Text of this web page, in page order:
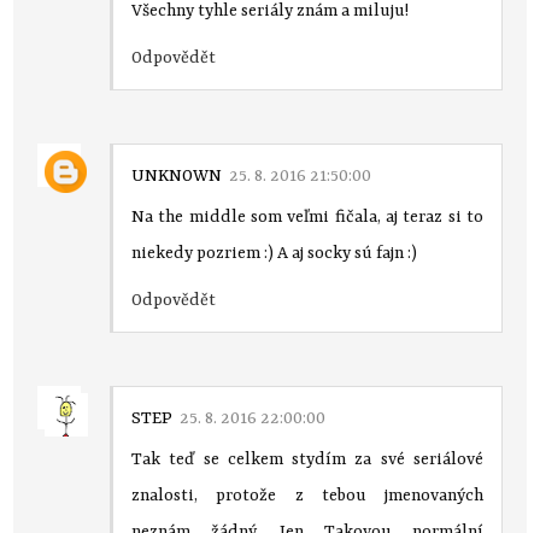
Všechny tyhle seriály znám a miluju!
Odpovědět
UNKNOWN 25. 8. 2016 21:50:00
Na the middle som veľmi fičala, aj teraz si to
niekedy pozriem :) A aj socky sú fajn :)
Odpovědět
STEP 25. 8. 2016 22:00:00
Tak teď se celkem stydím za své seriálové
znalosti, protože z tebou jmenovaných